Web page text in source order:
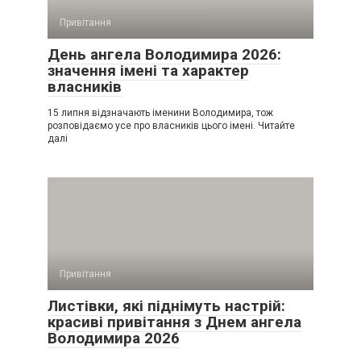
Привітання
День ангела Володимира 2026:
значення імені та характер
власників
15 липня відзначають іменини Володимира, тож
розповідаємо усе про власників цього імені. Читайте
далі
Привітання
Листівки, які піднімуть настрій:
красиві привітання з Днем ангела
Володимира 2026